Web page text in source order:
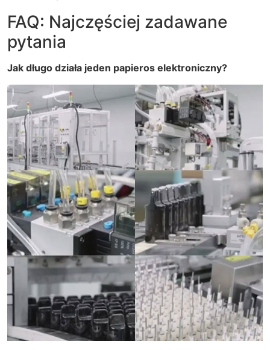
FAQ: Najczęściej zadawane
pytania
Jak długo działa jeden papieros elektroniczny?